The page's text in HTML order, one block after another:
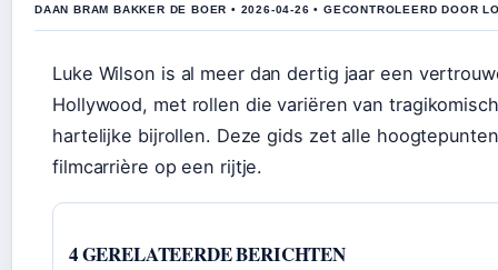
DAAN BRAM BAKKER DE BOER • 2026-04-26 • GECONTROLEERD DOOR
Luke Wilson is al meer dan dertig jaar een
Hollywood, met rollen die variëren van
hartelijke bijrollen. Deze gids zet alle
filmcarrière op een rijtje.
4 GERELATEERDE BERICHTEN